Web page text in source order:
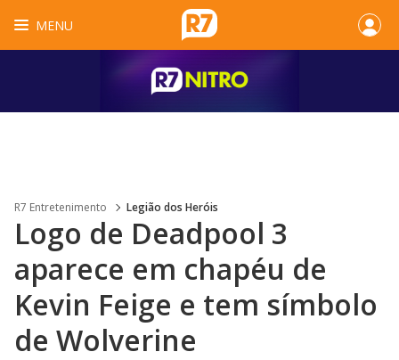
MENU
R7 Entretenimento Legião dos Heróis
Logo de Deadpool 3
aparece em chapéu de
Kevin Feige e tem símbolo
de Wolverine